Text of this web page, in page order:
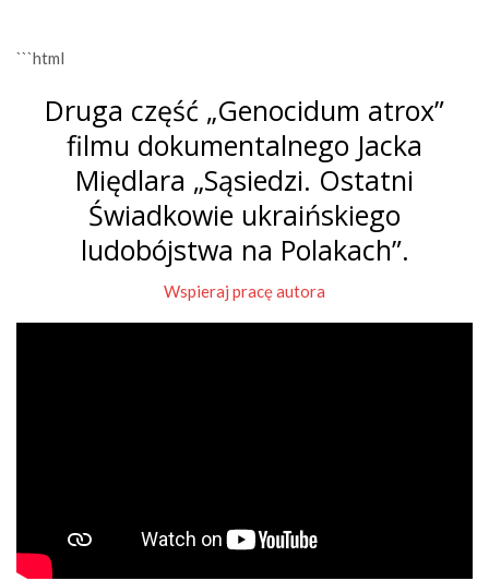
```html
Druga część „Genocidum atrox”
filmu dokumentalnego Jacka
Międlara „Sąsiedzi. Ostatni
Świadkowie ukraińskiego
ludobójstwa na Polakach”.
Wspieraj pracę autora